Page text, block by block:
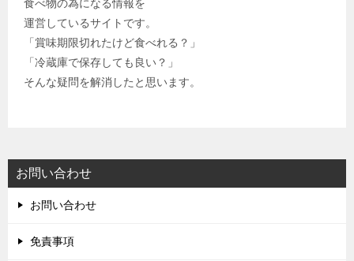
食べ物の為になる情報を
運営しているサイトです。
「賞味期限切れたけど食べれる？」
「冷蔵庫で保存しても良い？」
そんな疑問を解消したと思います。
お問い合わせ
お問い合わせ
免責事項